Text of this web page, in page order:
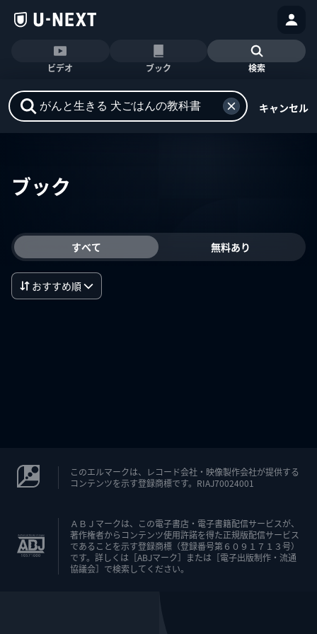
ビデオ ブック 検索
キャンセル
ブック
すべて 無料あり
おすすめ順
このエルマークは、レコード会社・映像製作会社が提供する
コンテンツを示す登録商標です。RIAJ70024001
ＡＢＪマークは、この電子書店・電子書籍配信サービスが、
著作権者からコンテンツ使用許諾を得た正規版配信サービス
であることを示す登録商標（登録番号第６０９１７１３号）
です。詳しくは［ABJマーク］または［電子出版制作・流通
協議会］で検索してください。